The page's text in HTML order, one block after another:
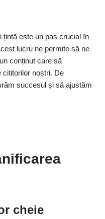
țintă este un pas crucial în
lucru ne permite să ne
conținut care să
cititorilor noștri. De
succesul și să ajustăm
cheie